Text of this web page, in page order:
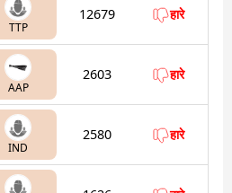
TTP
12679 हारे
AAP
2603 हारे
IND
2580 हारे